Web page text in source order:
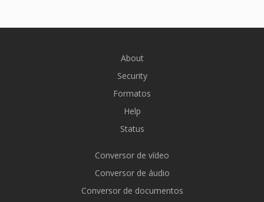
About
Security
Formatos
Help
Status
Conversor de vídeo
Conversor de áudio
Conversor de documentos